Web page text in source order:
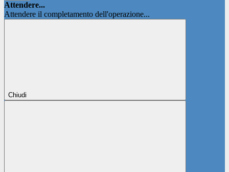
Attendere...
Attendere il completamento dell'operazione...
Chiudi